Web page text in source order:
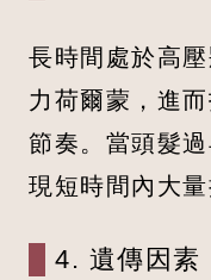
長時間處於高
力荷爾蒙，進
節奏。當頭髮
現短時間內大量
4. 遺傳因素